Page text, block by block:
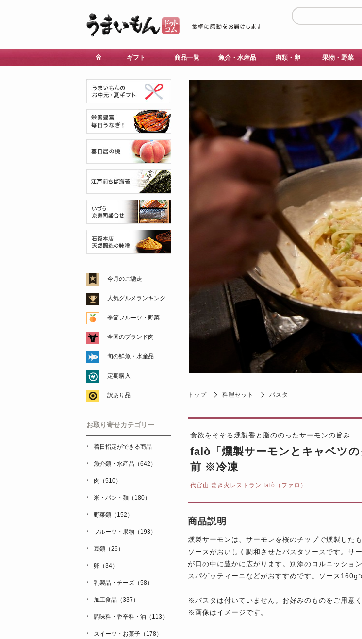
ギフト 商品一覧 魚介・水産品 肉類・卵 果物・野菜
トップ 料理セット パスタ
食欲をそそる燻製香と脂ののったサーモンの旨み
falò「燻製サーモンとキャベツ
前 ※冷凍
代官山 焚き火レストラン falò（ファロ）
商品説明
燻製サーモンは、サーモンを桜のチップで燻製した
ソースがおいしく調和させたパスタソースです。サ
が口の中に豊かに広がります。別添のコルニッショ
スパゲッティーニなどがおすすめです。ソース160g
※パスタは付いていません。お好みのものをご用意く
※画像はイメージです。
今月のご馳走
人気グルメランキング
季節フルーツ・野菜
全国のブランド肉
旬の鮮魚・水産品
定期購入
訳あり品
お取り寄せカテゴリー
着日指定ができる商品
魚介類・水産品（642）
肉（510）
米・パン・麺（180）
野菜類（152）
フルーツ・果物（193）
豆類（26）
卵（34）
乳製品・チーズ（58）
加工食品（337）
調味料・香辛料・油（113）
スイーツ・お菓子（178）